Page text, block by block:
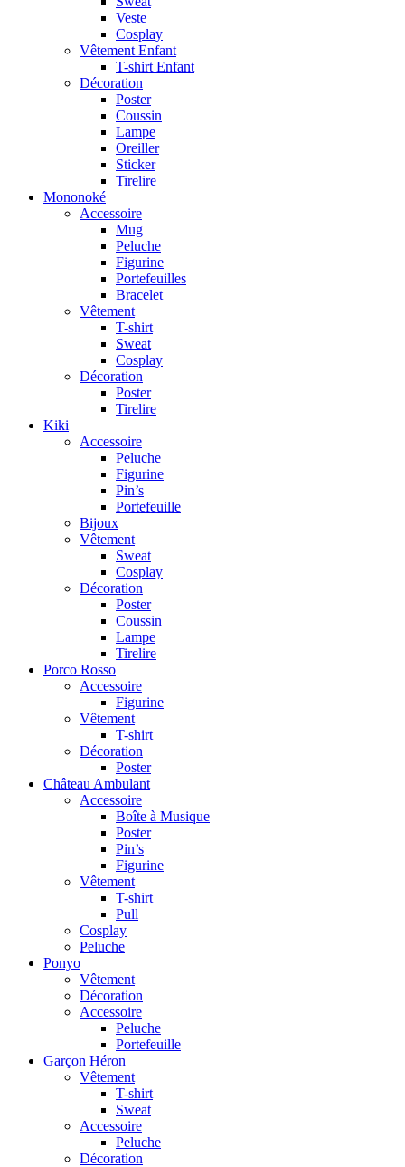
Veste
Cosplay
Vêtement Enfant
T-shirt Enfant
Décoration
Poster
Coussin
Lampe
Oreiller
Sticker
Tirelire
Mononoké
Accessoire
Mug
Peluche
Figurine
Portefeuilles
Bracelet
Vêtement
T-shirt
Sweat
Cosplay
Décoration
Poster
Tirelire
Kiki
Accessoire
Peluche
Figurine
Pin’s
Portefeuille
Bijoux
Vêtement
Sweat
Cosplay
Décoration
Poster
Coussin
Lampe
Tirelire
Porco Rosso
Accessoire
Figurine
Vêtement
T-shirt
Décoration
Poster
Château Ambulant
Accessoire
Boîte à Musique
Poster
Pin’s
Figurine
Vêtement
T-shirt
Pull
Cosplay
Peluche
Ponyo
Vêtement
Décoration
Accessoire
Peluche
Portefeuille
Garçon Héron
Vêtement
T-shirt
Sweat
Accessoire
Peluche
Décoration